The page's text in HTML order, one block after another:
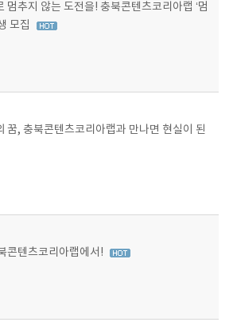
멈추지 않는 도전을! 충북콘텐츠코리아랩 ‘멈
모집
꿈, 충북콘텐츠코리아랩과 만나면 현실이 된
콘텐츠코리아랩에서!